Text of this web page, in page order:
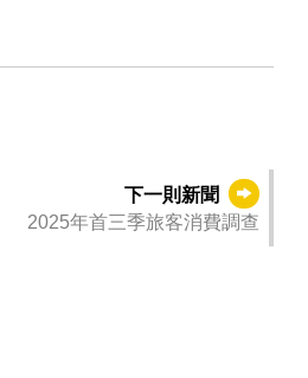
下一則新聞
2025年首三季旅客消費調查